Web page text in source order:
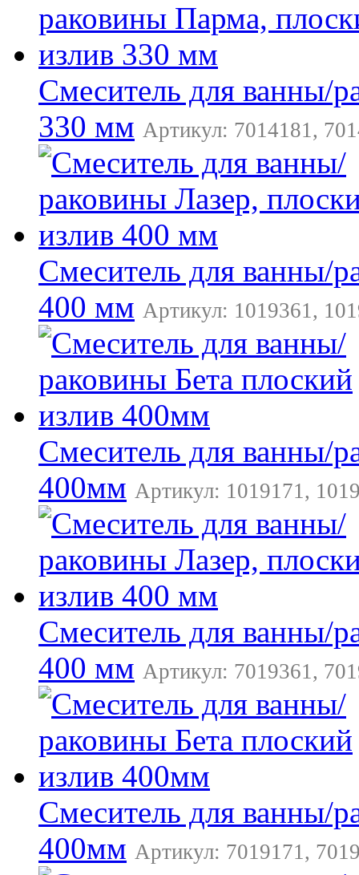
Смеситель для ванны/
330 мм Артикул: 7014181,
Смеситель для ванны/
400 мм Артикул: 1019361,
Смеситель для ванны/
400мм Артикул: 1019171,
Смеситель для ванны/
400 мм Артикул: 7019361,
Смеситель для ванны/
400мм Артикул: 7019171,